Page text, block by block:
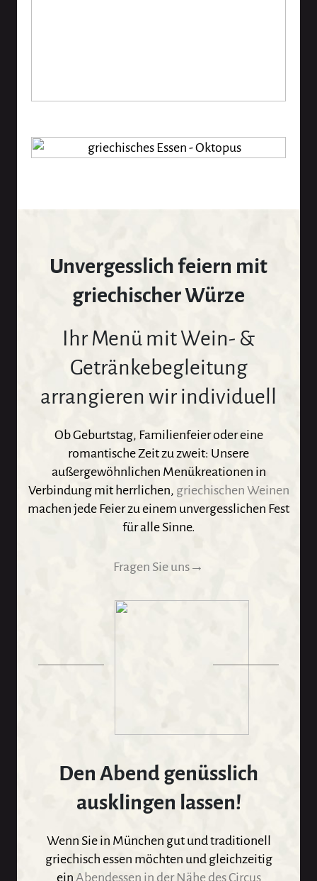
Unvergesslich feiern mit
griechischer Würze
Ihr Menü mit Wein- &
Getränkebegleitung
arrangieren wir individuell
Ob Geburtstag, Familienfeier oder eine
romantische Zeit zu zweit: Unsere
außergewöhnlichen Menükreationen in
Verbindung mit herrlichen, griechischen Weinen
machen jede Feier zu einem unvergesslichen Fest
für alle Sinne.
Fragen Sie uns→
Den Abend genüsslich
ausklingen lassen!
Wenn Sie in München gut und traditionell
griechisch essen möchten und gleichzeitig
ein Abendessen in der Nähe des Circus